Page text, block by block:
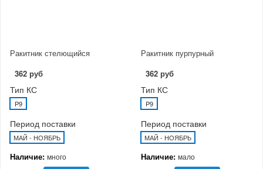
Ракитник стелющийся
362 руб
Тип КС
P9
Период поставки
МАЙ - НОЯБРЬ
Наличие: много
Ракитник пурпурный
362 руб
Тип КС
P9
Период поставки
МАЙ - НОЯБРЬ
Наличие: мало